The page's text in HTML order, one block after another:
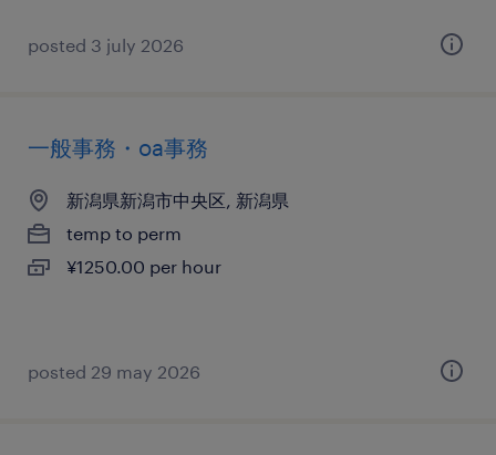
posted 3 july 2026
一般事務・oa事務
新潟県新潟市中央区, 新潟県
temp to perm
¥1250.00 per hour
posted 29 may 2026